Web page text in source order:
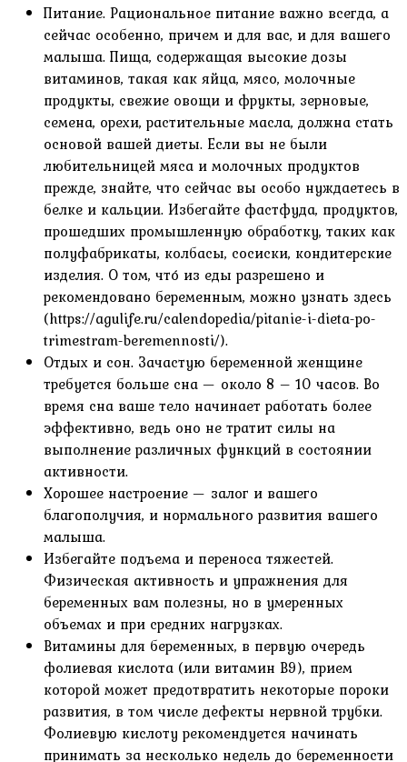
Питание. Рациональное питание важно всегда, а
сейчас особенно, причем и для вас, и для вашего
малыша. Пища, содержащая высокие дозы
витаминов, такая как яйца, мясо, молочные
продукты, свежие овощи и фрукты, зерновые,
семена, орехи, растительные масла, должна стать
основой вашей диеты. Если вы не были
любительницей мяса и молочных продуктов
прежде, знайте, что сейчас вы особо нуждаетесь в
белке и кальции. Избегайте фастфуда, продуктов,
прошедших промышленную обработку, таких как
полуфабрикаты, колбасы, сосиски, кондитерские
изделия. О том, что́ из еды разрешено и
рекомендовано беременным, можно узнать здесь
(https://agulife.ru/calendopedia/pitanie-i-dieta-po-
trimestram-beremennosti/).
Отдых и сон. Зачастую беременной женщине
требуется больше сна — около 8 – 10 часов. Во
время сна ваше тело начинает работать более
эффективно, ведь оно не тратит силы на
выполнение различных функций в состоянии
активности.
Хорошее настроение — залог и вашего
благополучия, и нормального развития вашего
малыша.
Избегайте подъема и переноса тяжестей.
Физическая активность и упражнения для
беременных вам полезны, но в умеренных
объемах и при средних нагрузках.
Витамины для беременных, в первую очередь
фолиевая кислота (или витамин В9), прием
которой может предотвратить некоторые пороки
развития, в том числе дефекты нервной трубки.
Фолиевую кислоту рекомендуется начинать
принимать за несколько недель до беременности